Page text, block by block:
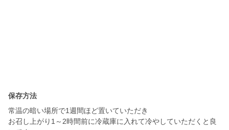
保存方法
常温の暗い場所で1週間ほど置いていただき
お召し上がり1～2時間前に冷蔵庫に入れて冷やしていただくと良